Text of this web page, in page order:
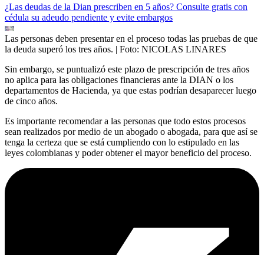
¿Las deudas de la Dian prescriben en 5 años? Consulte gratis con
cédula su adeudo pendiente y evite embargos
Las personas deben presentar en el proceso todas las pruebas de que
la deuda superó los tres años. | Foto: NICOLAS LINARES
Sin embargo, se puntualizó este plazo de prescripción de tres años
no aplica para las obligaciones financieras ante la DIAN o los
departamentos de Hacienda, ya que estas podrían desaparecer luego
de cinco años.
Es importante recomendar a las personas que todo estos procesos
sean realizados por medio de un abogado o abogada, para que así se
tenga la certeza que se está cumpliendo con lo estipulado en las
leyes colombianas y poder obtener el mayor beneficio del proceso.